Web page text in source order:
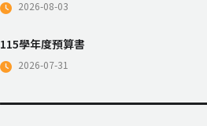
2026-08-03
115學年度預算書
2026-07-31